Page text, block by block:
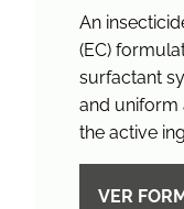
An
(EC)
surfactant
and uniform
the active
VER